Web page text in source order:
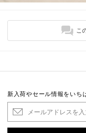
こ
新入荷やセール情報をいち